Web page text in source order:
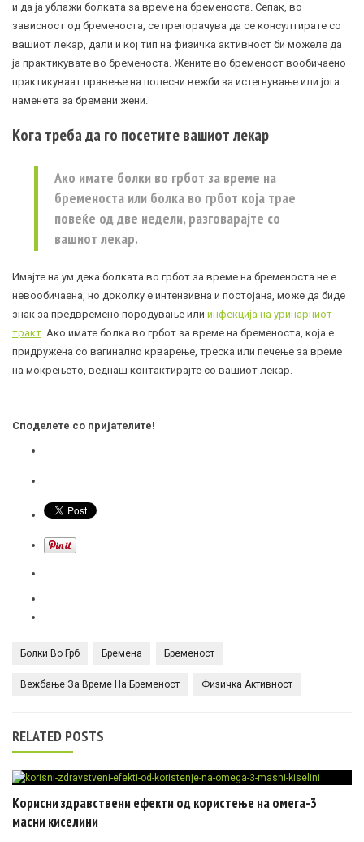
и да ја ублажи болката за време на бременоста. Сепак, во
зависност од бременоста, се препорачува да се консултирате со
вашиот лекар, дали и кој тип на физичка активност би можеле да
ја практикувате во бременоста. Жените во бременост вообичаено
практикуваат правење на полесни вежби за истегнување или јога
наменета за бремени жени.
Кога треба да го посетите вашиот лекар
Ако имате болки во грбот за време на
бременоста или болка во грбот која трае
повеќе од две недели, разговарајте со
вашиот лекар.
Имајте на ум дека болката во грбот за време на бременоста не е
невообичаена, но доколку е интензивна и постојана, може да биде
знак за предвремено породување или инфекција на уринарниот
тракт. Ако имате болка во грбот за време на бременоста, која е
придружена со вагинално крварење, треска или печење за време
на мокрењето, веднаш контактирајте со вашиот лекар.
Споделете со пријателите!
Болки Во Грб Бремена Бременост
Вежбање За Време На Бременост Физичка Активност
RELATED POSTS
Корисни здравствени ефекти од користење на омега-3
масни киселини